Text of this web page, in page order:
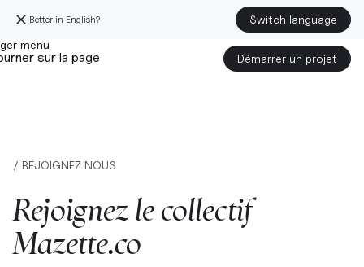
Better in English? Switch language
sur la page Démarrer un projet
/ REJOIGNEZ NOUS
Rejoignezlecollectif
Mazette.co